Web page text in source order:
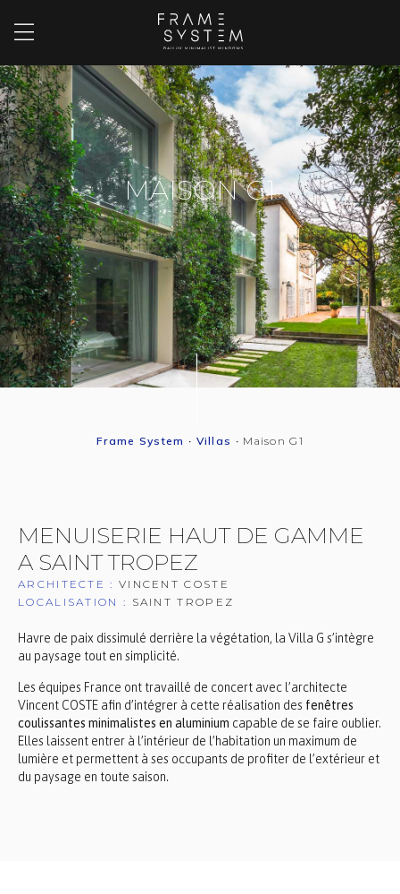
MAISON G1
Frame System • Villas • Maison G1
MENUISERIE HAUT DE GAMME
A SAINT TROPEZ
ARCHITECTE : VINCENT COSTE
LOCALISATION : SAINT TROPEZ
Havre de paix dissimulé derrière la végétation, la Villa G s’intègre
au paysage tout en simplicité.
Les équipes France ont travaillé de concert avec l’architecte
Vincent COSTE afin d’intégrer à cette réalisation des fenêtres
coulissantes minimalistes en aluminium capable de se faire oublier.
Elles laissent entrer à l’intérieur de l’habitation un maximum de
lumière et permettent à ses occupants de profiter de l’extérieur et
du paysage en toute saison.